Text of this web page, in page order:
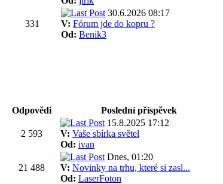
331
30.6.2026 08:17
V: Fórum jde do kopru ?
Od: Benik3
Odpovědi
Poslední příspěvek
2 593
15.8.2025 17:12
V: Vaše sbírka světel
Od: ivan
21 488
Dnes, 01:20
V: Novinky na trhu, které si zasl...
Od: LaserFoton